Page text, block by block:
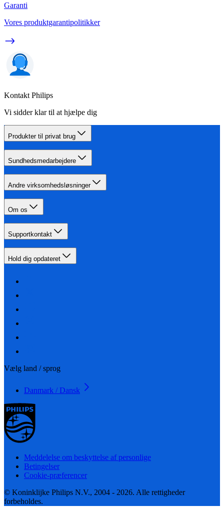
Garanti
Vores produktgarantipolitikker
Kontakt Philips
Vi sidder klar til at hjælpe dig
Produkter til privat brug
Sundhedsmedarbejdere
Andre virksomhedsløsninger
Om os
Supportkontakt
Hold dig opdateret
Vælg land / sprog
Danmark / Dansk
Meddelelse om beskyttelse af personlige
Betingelser
Cookie-præferencer
© Koninklijke Philips N.V., 2004 - 2026. Alle rettigheder
forbeholdes.